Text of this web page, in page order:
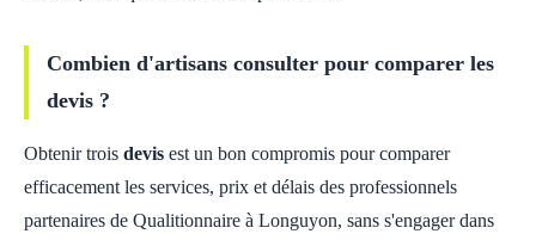
Combien d'artisans consulter pour comparer les
devis ?
Obtenir trois devis est un bon compromis pour comparer
efficacement les services, prix et délais des professionnels
partenaires de Qualitionnaire à Longuyon, sans s'engager dans